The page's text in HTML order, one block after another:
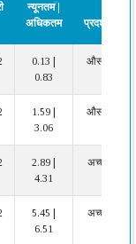
न्यूनतम |
अधिकतम
प्रदर्शन
न्यूनतम |
अधिकतम
0.13 |
0.83
औसत
1.59 |
3.06
औसत
2.89 |
4.31
अच्छा
5.45 |
6.51
अच्छा